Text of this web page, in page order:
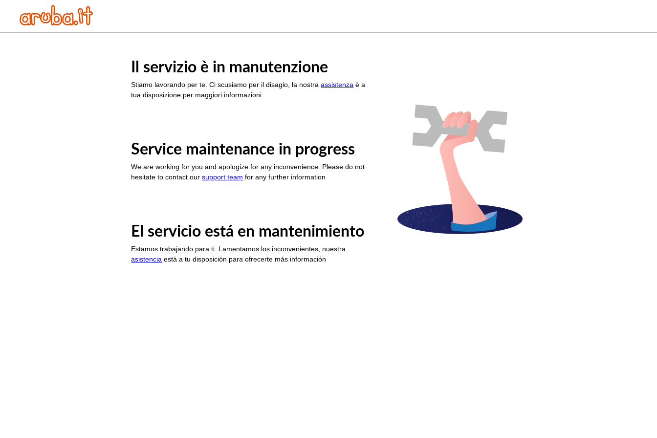
Il servizio è in manutenzione
Stiamo lavorando per te. Ci scusiamo per il disagio, la nostraassistenza è a
tua disposizione per maggiori informazioni
Service maintenance in progress
We are working for you and apologize for any inconvenience. Please do not
hesitate to contact oursupport team for any further information
El servicio está en mantenimiento
Estamos trabajando para ti. Lamentamos los inconvenientes, nuestra
asistencia está a tu disposición para ofrecerte más información